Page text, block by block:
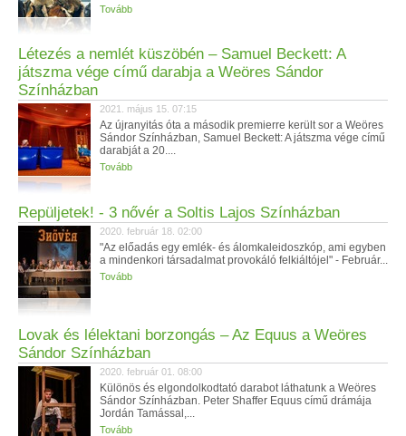
Tovább
Létezés a nemlét küszöbén – Samuel Beckett: A
játszma vége című darabja a Weöres Sándor
Színházban
2021. május 15. 07:15
Az újranyitás óta a második premierre került sor a Weöres
Sándor Színházban, Samuel Beckett: A játszma vége című
darabját a 20....
Tovább
Repüljetek! - 3 nővér a Soltis Lajos Színházban
2020. február 18. 02:00
"Az előadás egy emlék- és álomkaleidoszkóp, ami egyben
a mindenkori társadalmat provokáló felkiáltójel" - Február...
Tovább
Lovak és lélektani borzongás – Az Equus a Weöres
Sándor Színházban
2020. február 01. 08:00
Különös és elgondolkodtató darabot láthatunk a Weöres
Sándor Színházban. Peter Shaffer Equus című drámája
Jordán Tamással,...
Tovább